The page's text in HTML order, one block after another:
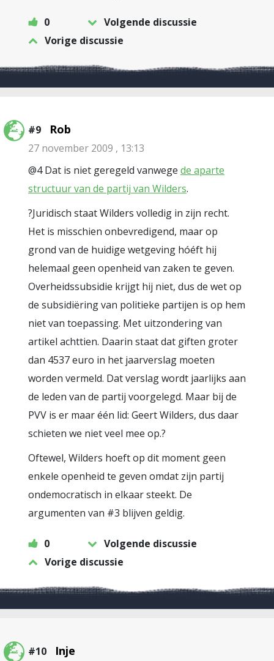
0
Volgende discussie
Vorige discussie
#9 Rob
27 november 2009 , 13:13
@4 Dat is niet geregeld vanwege de aparte
structuur van de partij van Wilders.
?Juridisch staat Wilders volledig in zijn recht.
Het is misschien onbevredigend, maar op
grond van de huidige wetgeving hóéft hij
helemaal geen openheid van zaken te geven.
Overheidssubsidie krijgt hij niet, dus de wet op
de subsidiëring van politieke partijen is op hem
niet van toepassing. Met uitzondering van
artikel achttien. Daarin staat dat giften groter
dan 4537 euro in het jaarverslag moeten
worden vermeld. Dat verslag wordt jaarlijks aan
de leden van de partij voorgelegd. Maar bij de
PVV is er maar één lid: Geert Wilders, dus daar
schieten we niet veel mee op.?
Oftewel, Wilders hoeft op dit moment geen
enkele openheid te geven omdat zijn partij
ondemocratisch in elkaar steekt. De
argumenten van #3 blijven geldig.
0
Volgende discussie
Vorige discussie
#10 Inje